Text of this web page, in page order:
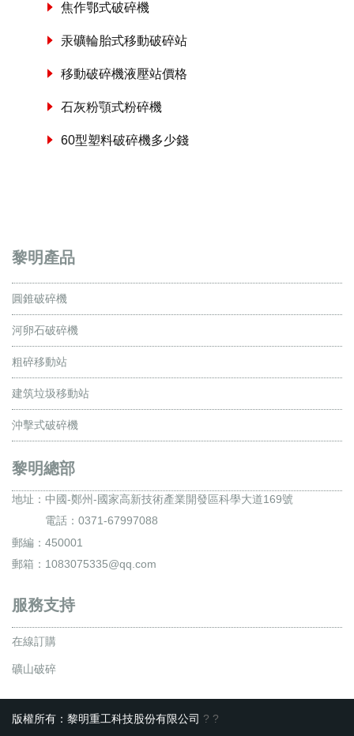
焦作鄂式破碎機
汞礦輪胎式移動破碎站
移動破碎機液壓站價格
石灰粉顎式粉碎機
60型塑料破碎機多少錢
黎明產品
圓錐破碎機
河卵石破碎機
粗碎移動站
建筑垃圾移動站
沖擊式破碎機
黎明總部
地址： 中國-鄭州-國家高新技術產業開發區科學大道169號
電話：0371-67997088
郵編：450001
郵箱：1083075335@qq.com
服務支持
在線訂購
礦山破碎
版權所有：黎明重工科技股份有限公司 ? ?